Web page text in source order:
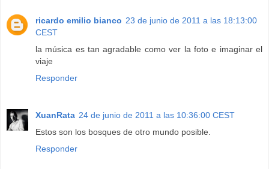
ricardo emilio bianco 23 de junio de 2011 a las 18:13:00
CEST
la música es tan agradable como ver la foto e imaginar el
viaje
Responder
XuanRata 24 de junio de 2011 a las 10:36:00 CEST
Estos son los bosques de otro mundo posible.
Responder